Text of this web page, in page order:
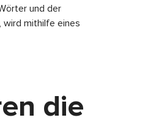
und der
wird mithilfe eines
die